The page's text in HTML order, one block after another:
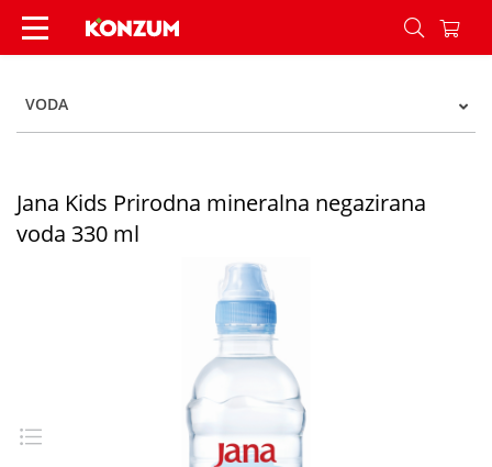
Jana Kids Prirodna mineralna negazirana voda
VODA
Jana Kids Prirodna mineralna negazirana
voda 330 ml